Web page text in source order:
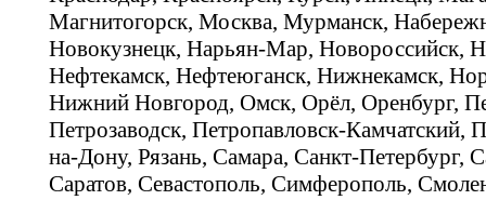
Магнитогорск, Москва, Мурманск,
Новокузнецк, Нарьян-Мар, Новороссийск,
Нефтекамск, Нефтеюганск, Нижнекамск,
Нижний Новгород, Омск, Орёл, Оренбург,
Петрозаводск, Петропавловск-Камчатский,
на-Дону, Рязань, Самара, Санкт-Петербург,
Саратов, Севастополь, Симферополь,